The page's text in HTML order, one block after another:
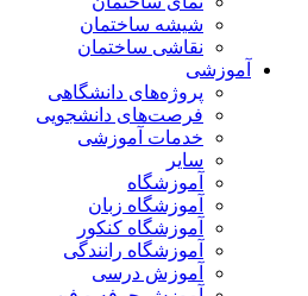
شیشه ساختمان
نقاشی ساختمان
آموزشی
پروژه‌های دانشگاهی
فرصت‌های دانشجویی
خدمات آموزشی
سایر
آموزشگاه
آموزشگاه زبان
آموزشگاه کنکور
آموزشگاه رانندگی
آموزش درسی